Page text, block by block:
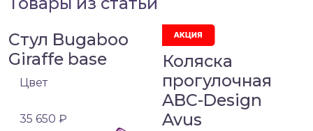
Стул Bugaboo
Giraffe base
Цвет
35 650 ₽
Коляска
прогулочная
ABC-Design
Avus